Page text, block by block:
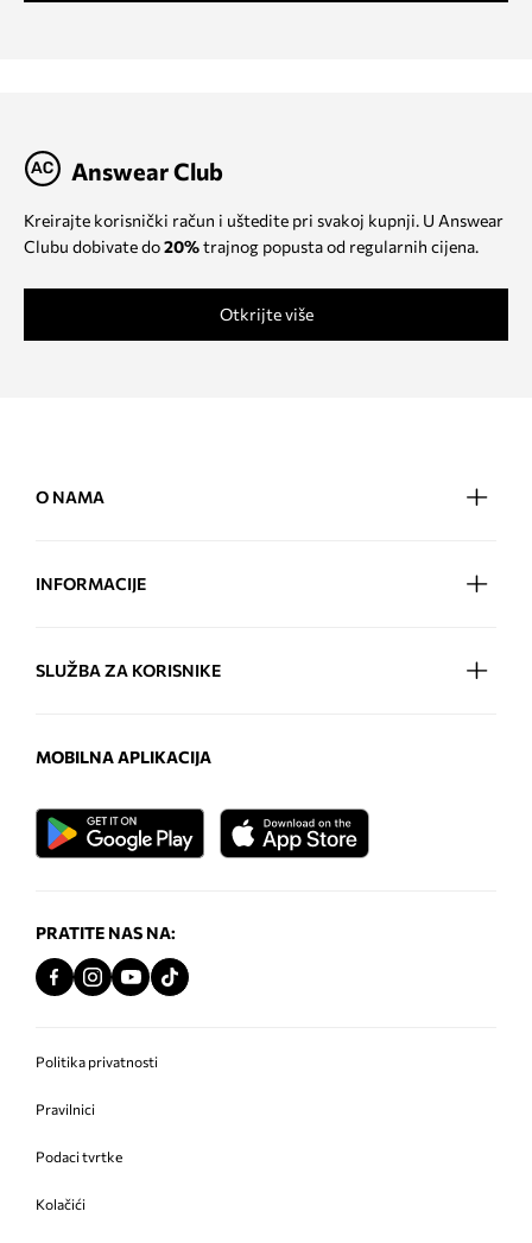
Answear Club
Kreirajte korisnički račun i uštedite pri svakoj kupnji. U Answear
Clubu dobivate do20%trajnog popusta od regularnih cijena.
Otkrijte više
O NAMA
INFORMACIJE
SLUŽBA ZA KORISNIKE
MOBILNA APLIKACIJA
PRATITE NAS NA:
Politika privatnosti
Pravilnici
Podaci tvrtke
Kolačići